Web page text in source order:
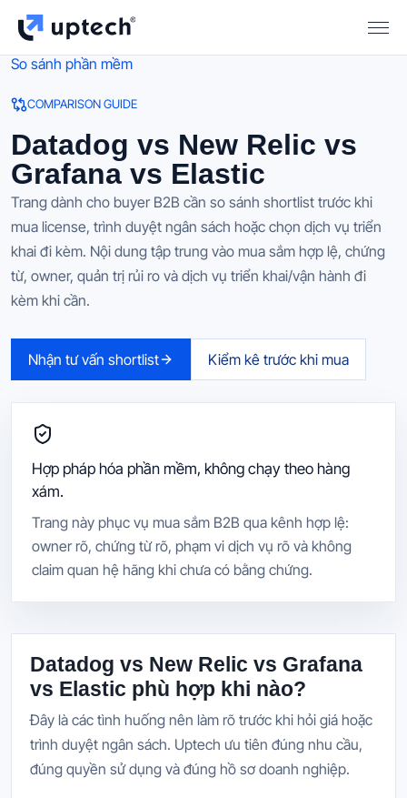
So sánh phần mềm
COMPARISON GUIDE
Datadog vs New Relic vs
Grafana vs Elastic
Trang dành cho buyer B2B cần so sánh shortlist trước khi
mua license, trình duyệt ngân sách hoặc chọn dịch vụ triển
khai đi kèm. Nội dung tập trung vào mua sắm hợp lệ, chứng
từ, owner, quản trị rủi ro và dịch vụ triển khai/vận hành đi
kèm khi cần.
Nhận tư vấn shortlist Kiểm kê trước khi mua
Hợp pháp hóa phần mềm, không chạy theo hàng
xám.
Trang này phục vụ mua sắm B2B qua kênh hợp lệ:
owner rõ, chứng từ rõ, phạm vi dịch vụ rõ và không
claim quan hệ hãng khi chưa có bằng chứng.
Datadog vs New Relic vs Grafana
vs Elastic phù hợp khi nào?
Đây là các tình huống nên làm rõ trước khi hỏi giá hoặc
trình duyệt ngân sách. Uptech ưu tiên đúng nhu cầu,
đúng quyền sử dụng và đúng hồ sơ doanh nghiệp.